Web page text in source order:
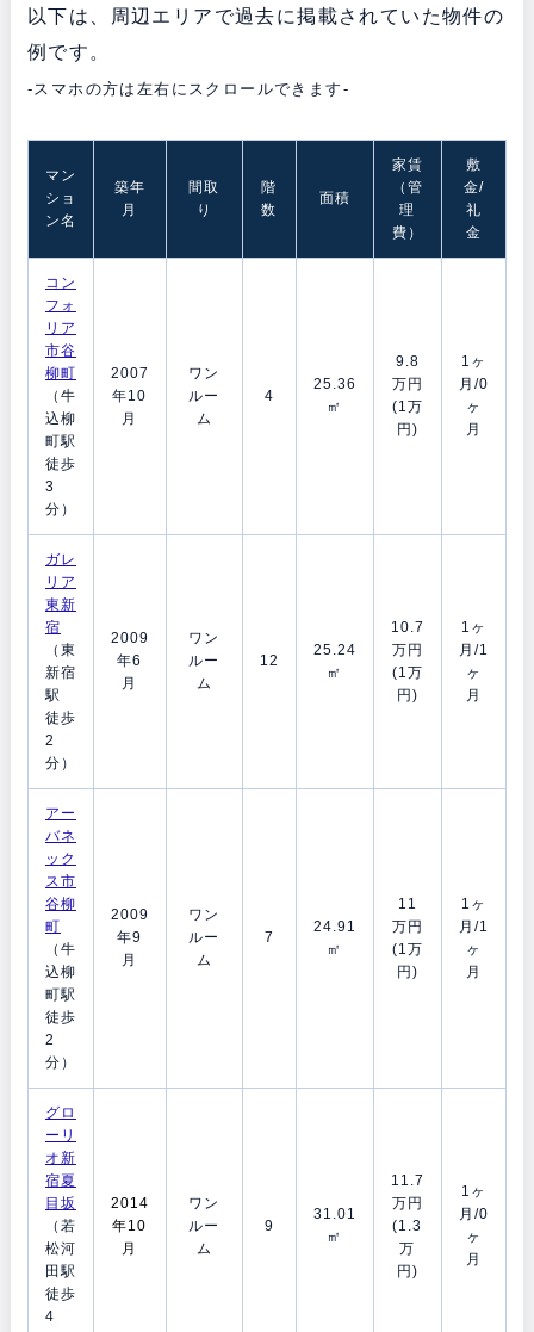
以下は、周辺エリアで過去に掲載されていた物件の
例です。
-スマホの方は左右にスクロールできます-
マン
ショ
ン名
築年
月
間取
り
階
数
面積
家賃
（管
理
費）
敷
金/
礼
金
コン
フォ
リア
市谷
柳町
（牛
込柳
町駅
徒歩
3
分）
2007
年10
月
ワン
ルー
ム
4
25.36
㎡
9.8
万円
(1万
円)
1ヶ
月/0
ヶ
月
ガレ
リア
東新
宿
（東
新宿
駅
徒歩
2
分）
2009
年6
月
ワン
ルー
ム
12
25.24
㎡
10.7
万円
(1万
円)
1ヶ
月/1
ヶ
月
アー
バネ
ック
ス市
谷柳
町
（牛
込柳
町駅
徒歩
2
分）
2009
年9
月
ワン
ルー
ム
7
24.91
㎡
11
万円
(1万
円)
1ヶ
月/1
ヶ
月
グロ
ーリ
オ新
宿夏
目坂
（若
松河
田駅
徒歩
4
2014
年10
月
ワン
ルー
ム
9
31.01
㎡
11.7
万円
(1.3
万
円)
1ヶ
月/0
ヶ
月